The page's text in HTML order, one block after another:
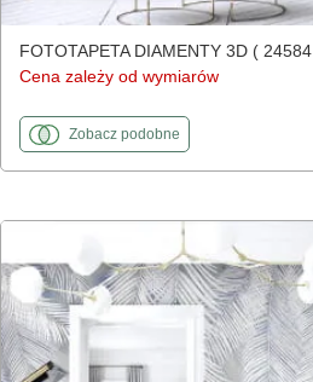
FOTOTAPETA DIAMENTY 3D (
Cena zależy od wymiarów
Zobaczfototapety
podobnedo Diamenty 3D